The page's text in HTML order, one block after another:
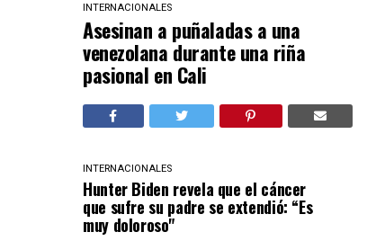
INTERNACIONALES
Asesinan a puñaladas a una
venezolana durante una riña
pasional en Cali
INTERNACIONALES
Hunter Biden revela que el cáncer
que sufre su padre se extendió: “Es
muy doloroso"